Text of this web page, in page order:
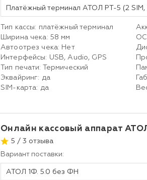
Тип кассы: платёжный терминал
Ширина чека: 58 мм
Автоотрез чека: Нет
Интерфейсы: USB, Audio, GPS
Тип печати: Термический
Эквайринг: да
SIM-карта: да
Онлайн кассовый аппарат
5 / 3 отзыва
Вариант поставки:
АТОЛ 1Ф. 5.0 без ФН